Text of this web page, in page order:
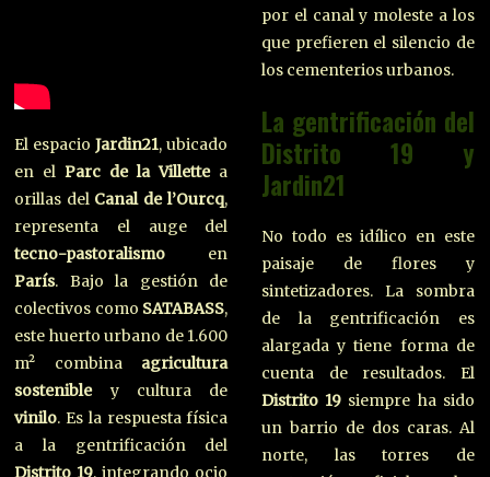
El espacioJardin21, ubicado
en elParc de la Villettea
orillas del Canal de l’Ourcq,
representa el auge del
tecno-pastoralismo en
París. Bajo la gestión de
colectivos como SATABASS,
este huerto urbano de 1.600
m² combina agricultura
sostenibley cultura de
vinilo. Es la respuesta física
a la gentrificación del
Distrito 19, integrando ocio
por el canal y moleste a los
que prefieren el silencio de
los cementerios urbanos.
La gentrificación del
Distrito 19 y
Jardin21
No todo es idílico en este
paisaje de flores y
sintetizadores. La sombra
de la gentrificación es
alargada y tiene forma de
cuenta de resultados. El
Distrito 19siempre ha sido
un barrio de dos caras. Al
norte, las torres de